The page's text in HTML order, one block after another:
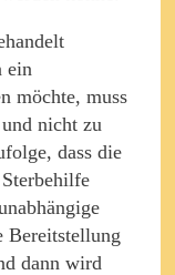
ein
möchte, muss
nicht zu
dass die
Bereitstellung
dann wird